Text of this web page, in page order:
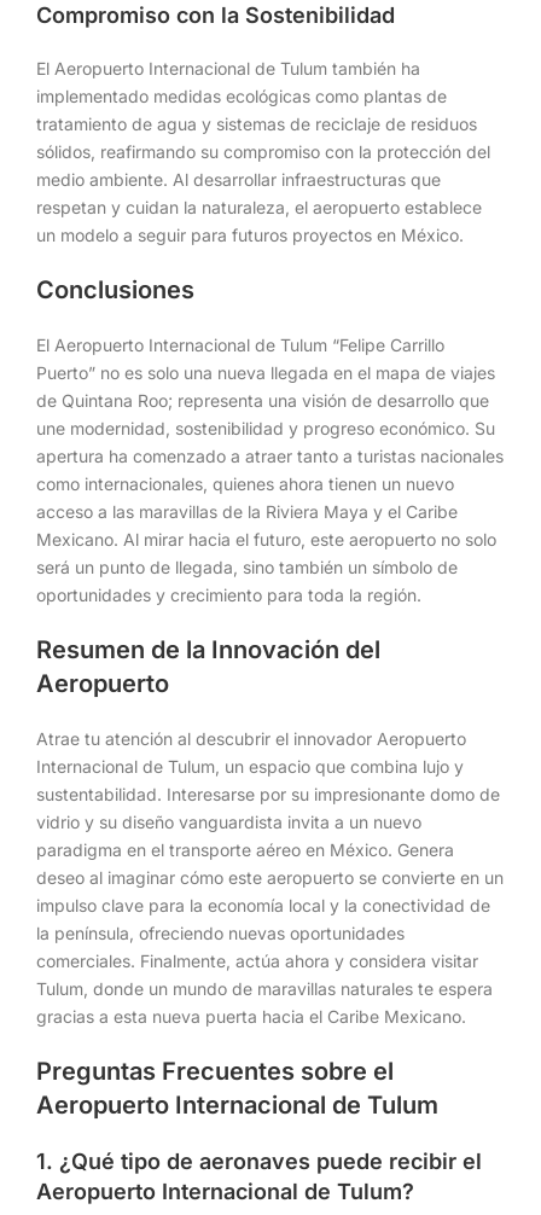
Compromiso con la Sostenibilidad
El Aeropuerto Internacional de Tulum también ha
implementado medidas ecológicas como plantas de
tratamiento de agua y sistemas de reciclaje de residuos
sólidos, reafirmando su compromiso con la protección del
medio ambiente. Al desarrollar infraestructuras que
respetan y cuidan la naturaleza, el aeropuerto establece
un modelo a seguir para futuros proyectos en México.
Conclusiones
El Aeropuerto Internacional de Tulum “Felipe Carrillo
Puerto” no es solo una nueva llegada en el mapa de viajes
de Quintana Roo; representa una visión de desarrollo que
une modernidad, sostenibilidad y progreso económico. Su
apertura ha comenzado a atraer tanto a turistas nacionales
como internacionales, quienes ahora tienen un nuevo
acceso a las maravillas de la Riviera Maya y el Caribe
Mexicano. Al mirar hacia el futuro, este aeropuerto no solo
será un punto de llegada, sino también un símbolo de
oportunidades y crecimiento para toda la región.
Resumen de la Innovación del
Aeropuerto
Atrae tu atención al descubrir el innovador Aeropuerto
Internacional de Tulum, un espacio que combina lujo y
sustentabilidad. Interesarse por su impresionante domo de
vidrio y su diseño vanguardista invita a un nuevo
paradigma en el transporte aéreo en México. Genera
deseo al imaginar cómo este aeropuerto se convierte en un
impulso clave para la economía local y la conectividad de
la península, ofreciendo nuevas oportunidades
comerciales. Finalmente, actúa ahora y considera visitar
Tulum, donde un mundo de maravillas naturales te espera
gracias a esta nueva puerta hacia el Caribe Mexicano.
Preguntas Frecuentes sobre el
Aeropuerto Internacional de Tulum
1. ¿Qué tipo de aeronaves puede recibir el
Aeropuerto Internacional de Tulum?